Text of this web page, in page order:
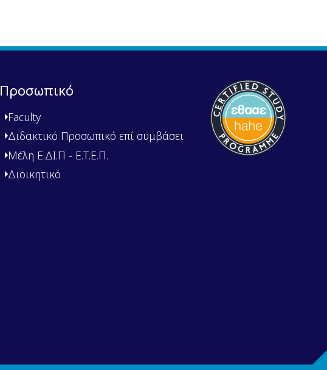
Προσωπικό
Faculty
Διδακτικό Προσωπικό επί συμβάσει
Μέλη Ε.ΔΙ.Π - Ε.Τ.Ε.Π.
Διοικητικό